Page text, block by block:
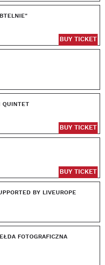
BUY TICKET
QUINTET
BUY TICKET
BUY TICKET
BY LIVEUROPE
FOTOGRAFICZNA